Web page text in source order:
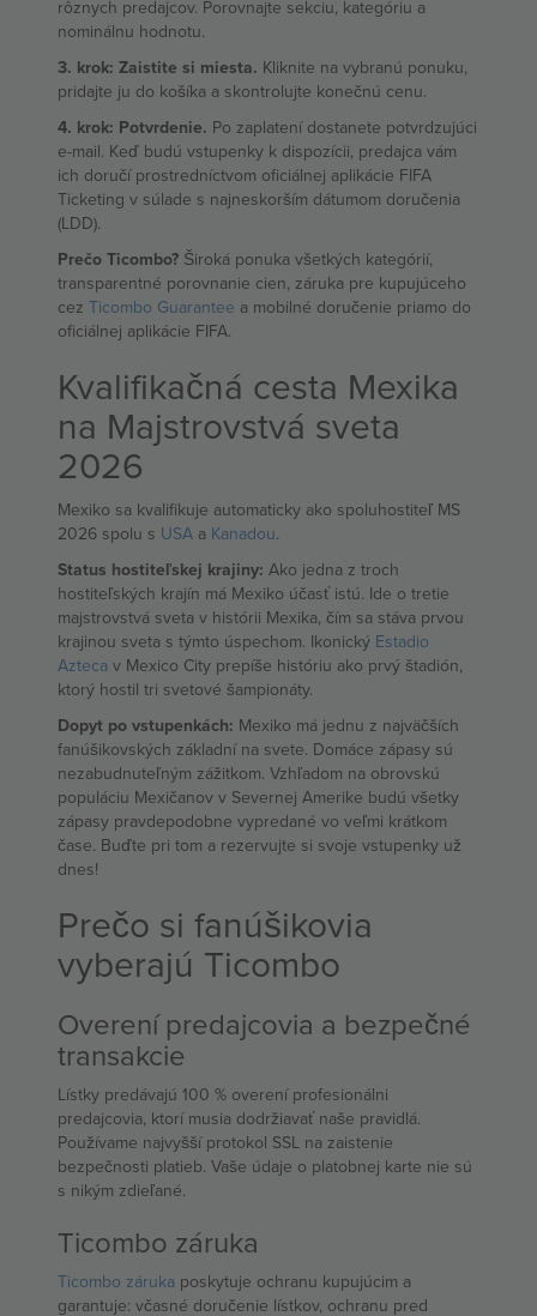
rôznych predajcov. Porovnajte sekciu, kategóriu a
nominálnu hodnotu.
3. krok: Zaistite si miesta. Kliknite na vybranú ponuku,
pridajte ju do košíka a skontrolujte konečnú cenu.
4. krok: Potvrdenie. Po zaplatení dostanete potvrdzujúci
e-mail. Keď budú vstupenky k dispozícii, predajca vám
ich doručí prostredníctvom oficiálnej aplikácie FIFA
Ticketing v súlade s najneskorším dátumom doručenia
(LDD).
Prečo Ticombo? Široká ponuka všetkých kategórií,
transparentné porovnanie cien, záruka pre kupujúceho
cez Ticombo Guarantee a mobilné doručenie priamo do
oficiálnej aplikácie FIFA.
Kvalifikačná cesta Mexika
na Majstrovstvá sveta
2026
Mexiko sa kvalifikuje automaticky ako spoluhostiteľ MS
2026 spolu s USA a Kanadou.
Status hostiteľskej krajiny: Ako jedna z troch
hostiteľských krajín má Mexiko účasť istú. Ide o tretie
majstrovstvá sveta v histórii Mexika, čím sa stáva prvou
krajinou sveta s týmto úspechom. Ikonický Estadio
Azteca v Mexico City prepíše históriu ako prvý štadión,
ktorý hostil tri svetové šampionáty.
Dopyt po vstupenkách: Mexiko má jednu z najväčších
fanúšikovských základní na svete. Domáce zápasy sú
nezabudnuteľným zážitkom. Vzhľadom na obrovskú
populáciu Mexičanov v Severnej Amerike budú všetky
zápasy pravdepodobne vypredané vo veľmi krátkom
čase. Buďte pri tom a rezervujte si svoje vstupenky už
dnes!
Prečo si fanúšikovia
vyberajú Ticombo
Overení predajcovia a bezpečné
transakcie
Lístky predávajú 100 % overení profesionálni
predajcovia, ktorí musia dodržiavať naše pravidlá.
Používame najvyšší protokol SSL na zaistenie
bezpečnosti platieb. Vaše údaje o platobnej karte nie sú
s nikým zdieľané.
Ticombo záruka
Ticombo záruka poskytuje ochranu kupujúcim a
garantuje: včasné doručenie lístkov, ochranu pred